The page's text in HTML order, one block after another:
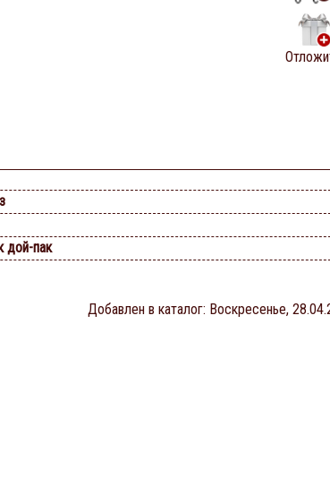
дой-пак
Добавлен в каталог: Воскресенье,